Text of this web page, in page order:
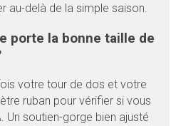
au-delà de la simple saison.
porte la bonne taille de
votre tour de dos et votre
ruban pour vérifier si vous
Un soutien-gorge bien ajusté